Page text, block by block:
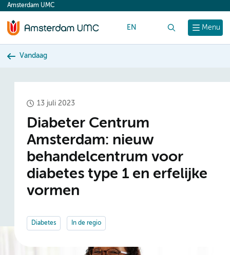
content
Menu
Amsterdam UMC
EN
Vandaag
13 juli 2023
Diabeter Centrum
Amsterdam: nieuw
behandelcentrum voor
diabetes type 1 en erfelijke
vormen
Diabetes In de regio